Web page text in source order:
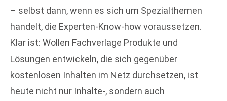
– selbst dann, wenn es sich um Spezialthemen
handelt, die Experten-Know-how voraussetzen.
Klar ist: Wollen Fachverlage Produkte und
Lösungen entwickeln, die sich gegenüber
kostenlosen Inhalten im Netz durchsetzen, ist
heute nicht nur Inhalte-, sondern auch